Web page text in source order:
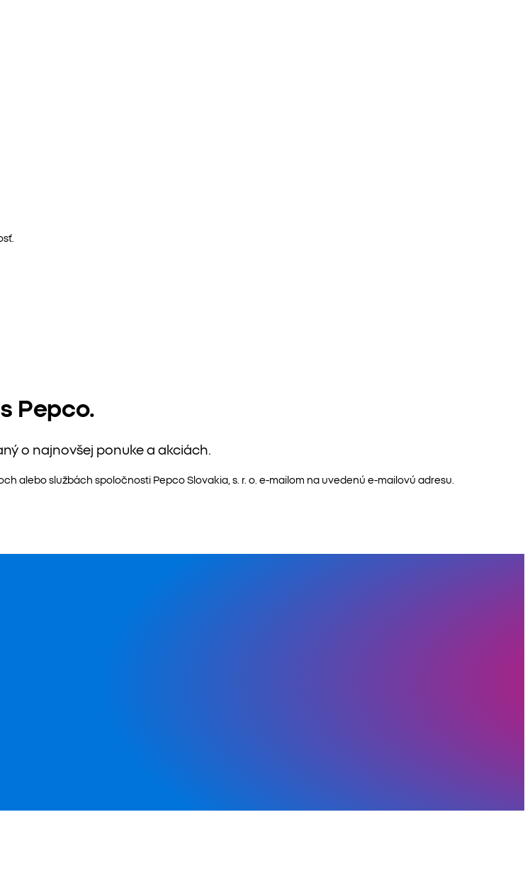
Pepco.
o najnovšej ponuke a akciách.
alebo službách spoločnosti Pepco Slovakia, s. r. o. e-mailom na uvedenú e-mailovú adresu.